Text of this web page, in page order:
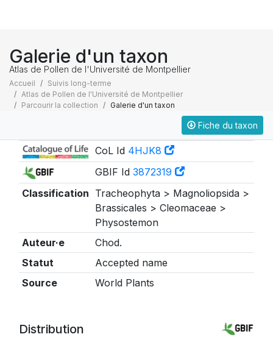
Galerie d'un taxon
Atlas de Pollen de l'Université de Montpellier
Accueil
Suivis long-terme
Atlas de Pollen de l'Université de Montpellier
Parcourir la collection
Galerie d'un taxon
Fiche du taxon
CoL Id 4HJK8
GBIF Id 3872319
Classification Tracheophyta > Magnoliopsida >
Brassicales > Cleomaceae >
Physostemon
Auteur·e
Chod.
Statut
Accepted name
Source
World Plants
Distribution